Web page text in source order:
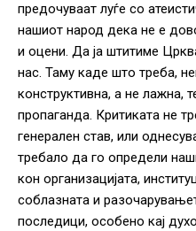
предочуваат луѓе со
нашиот народ дека не е
и оцени. Да ја штитиме
нас. Таму каде што треба,
конструктивна, а не лажна,
пропаганда. Критиката не
генерален став, или
требало да го определи
кон организацијата,
соблазната и
последици, особено кај